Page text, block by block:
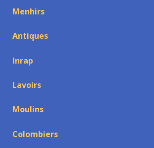
Menhirs
Antiques
Inrap
Lavoirs
Moulins
Colombiers